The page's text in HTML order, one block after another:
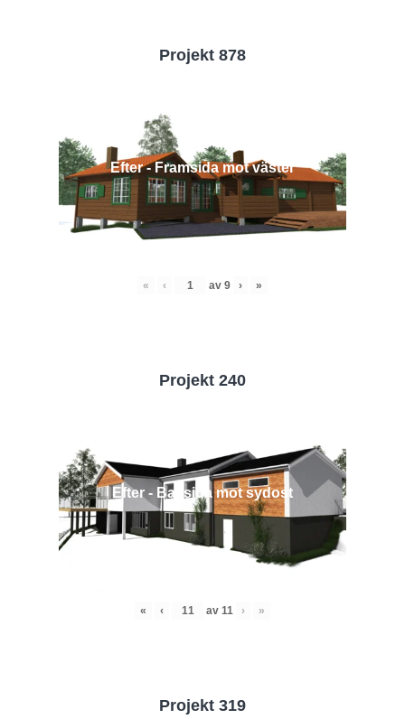
Projekt 878
Efter - Framsida mot väster
« ‹ av 9 › »
Projekt 240
Efter - Baksida mot sydost
« ‹ av 11 › »
Projekt 319